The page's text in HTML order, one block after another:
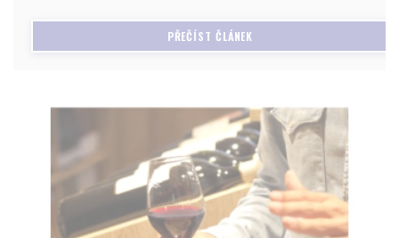
PŘEČÍST ČLÁNEK